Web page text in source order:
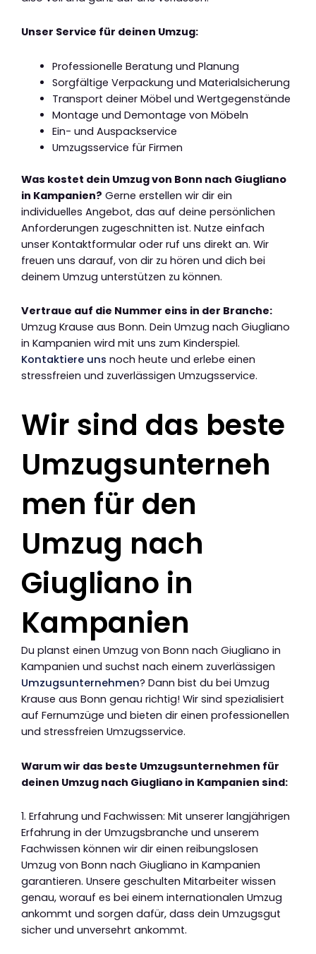
Unser Service für deinen Umzug:
Professionelle Beratung und Planung
Sorgfältige Verpackung und Materialsicherung
Transport deiner Möbel und Wertgegenstände
Montage und Demontage von Möbeln
Ein- und Auspackservice
Umzugsservice für Firmen
Was kostet dein Umzug von Bonn nach Giugliano
in Kampanien? Gerne erstellen wir dir ein
individuelles Angebot, das auf deine persönlichen
Anforderungen zugeschnitten ist. Nutze einfach
unser Kontaktformular oder ruf uns direkt an. Wir
freuen uns darauf, von dir zu hören und dich bei
deinem Umzug unterstützen zu können.
Vertraue auf die Nummer eins in der Branche:
Umzug Krause aus Bonn. Dein Umzug nach Giugliano
in Kampanien wird mit uns zum Kinderspiel.
Kontaktiere uns noch heute und erlebe einen
stressfreien und zuverlässigen Umzugsservice.
Wir sind das beste
Umzugsunterneh
men für den
Umzug nach
Giugliano in
Kampanien
Du planst einen Umzug von Bonn nach Giugliano in
Kampanien und suchst nach einem zuverlässigen
Umzugsunternehmen? Dann bist du bei Umzug
Krause aus Bonn genau richtig! Wir sind spezialisiert
auf Fernumzüge und bieten dir einen professionellen
und stressfreien Umzugsservice.
Warum wir das beste Umzugsunternehmen für
deinen Umzug nach Giugliano in Kampanien sind:
1. Erfahrung und Fachwissen: Mit unserer langjährigen
Erfahrung in der Umzugsbranche und unserem
Fachwissen können wir dir einen reibungslosen
Umzug von Bonn nach Giugliano in Kampanien
garantieren. Unsere geschulten Mitarbeiter wissen
genau, worauf es bei einem internationalen Umzug
ankommt und sorgen dafür, dass dein Umzugsgut
sicher und unversehrt ankommt.